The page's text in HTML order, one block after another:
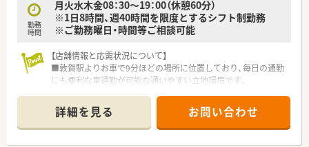
■薬剤師と事務スタッフがしっかりと連携を取り合っており、業
務の負担を軽減できる充実したサポート体制が構築されていま
す。
患者様へのより良いサービス提供に集中できる職場環境です。
【こんな方が活躍中】
の専門的な処方箋に柔軟に対応している方が活躍しています。
■患者様の健康相談に対して親身になって寄り添い、丁寧でわか
りやすい服薬指導を日々実践している方が高く評価されていま
勤務
時間
月火水木金08：30～19：00（休憩60分）
※1日8時間、週40時間を限度とするシフト制勤務
※ご勤務曜日・時間等ご相談可能
【店舗情報と応需状況について】
■敦賀駅よりお車で9分ほどの場所に位置しており、毎日の通勤
にも便利な車通勤が可能な通いやすい立地環境です。
処方箋を応需しており、落ち着いて業務に取り組めます。
■内科や外科から眼科や皮膚科など非常に多岐にわたる幅広い
科目を応需し、居宅への在宅医療にも対応しております。
詳細を見る お問い合わせ